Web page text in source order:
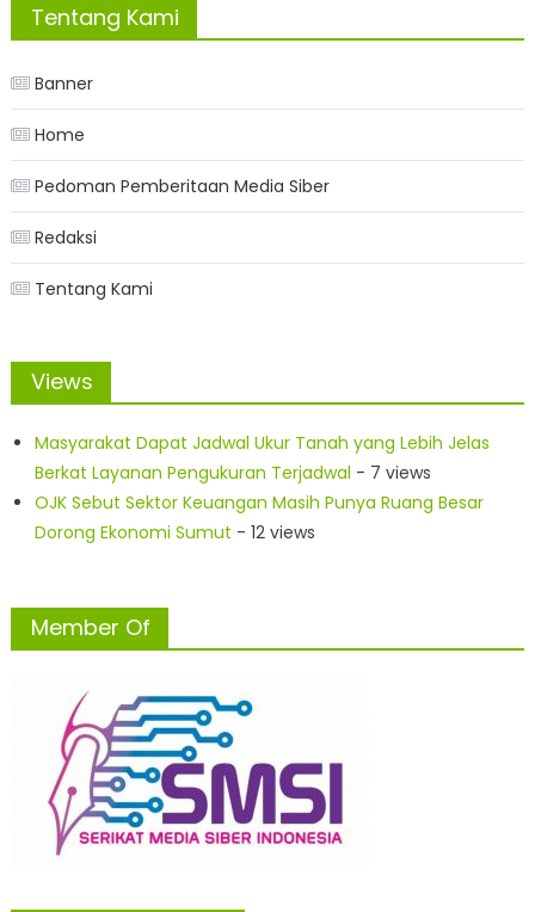
Tentang Kami
Banner
Home
Pedoman Pemberitaan Media Siber
Redaksi
Tentang Kami
Views
Masyarakat Dapat Jadwal Ukur Tanah yang Lebih Jelas
Berkat Layanan Pengukuran Terjadwal - 7 views
OJK Sebut Sektor Keuangan Masih Punya Ruang Besar
Dorong Ekonomi Sumut - 12 views
Member Of